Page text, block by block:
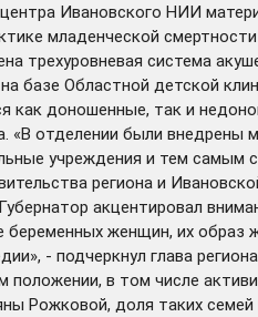
Ивановского НИИ
младенческой
трехуровневая система
базе Областной детской
как доношенные, так и
«В отделении были внедрены
учреждения и тем самым
региона и
акцентировал
женщин, их образ
- подчеркнул глава
в том числе
Рожковой, доля таких